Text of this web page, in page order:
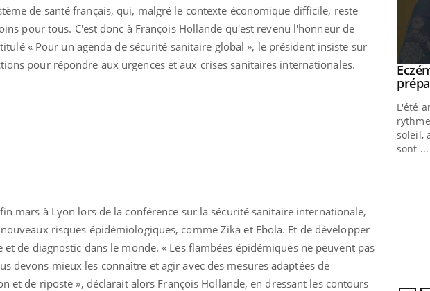
de santé français, qui, malgré le contexte économique difficile, reste
pour tous. C'est donc à François Hollande qu'est revenu l'honneur de
« Pour un agenda de sécurité sanitaire global », le président insiste sur
pour répondre aux urgences et aux crises sanitaires internationales.
mars à Lyon lors de la conférence sur la sécurité sanitaire internationale,
risques épidémiologiques, comme Zika et Ebola. Et de développer
et de diagnostic dans le monde. « Les flambées épidémiques ne peuvent pas
devons mieux les connaître et agir avec des mesures adaptées de
et de riposte », déclarait alors François Hollande, en dressant les contours
& Charge mentale : et si on
L'été
soleil,
sont ...